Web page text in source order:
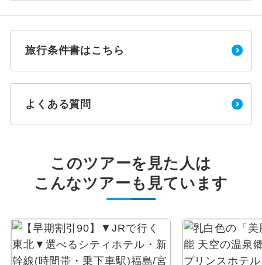
旅行条件書はこちら
よくある質問
このツアーを見た人は
こんなツアーも見ています